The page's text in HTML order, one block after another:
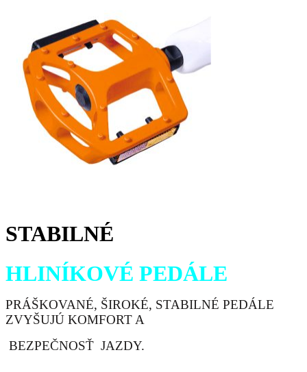
STABILNÉ
HLINÍKOVÉ PEDÁLE
PRÁŠKOVANÉ, ŠIROKÉ, STABILNÉ PEDÁLE
ZVYŠUJÚ KOMFORT A
BEZPEČNOSŤ JAZDY.